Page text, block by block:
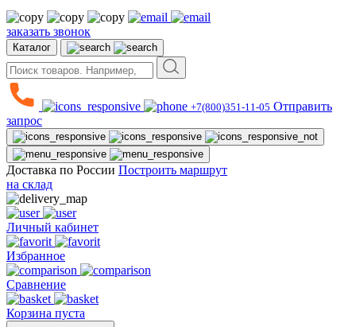
заказать звонок
Каталог
+7(800)351-11-05 Отправить
запрос
Доставка по России Построить маршрут
на склад
Личный кабинет
Избранное
Сравнение
Корзина пуста